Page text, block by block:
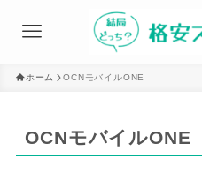
ホーム OCNモバイルONE
OCNモバイルONE